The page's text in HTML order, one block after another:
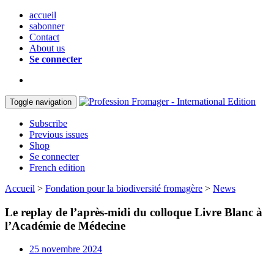
accueil
sabonner
Contact
About us
Se connecter
Toggle navigation
Subscribe
Previous issues
Shop
Se connecter
French edition
Accueil > Fondation pour la biodiversité fromagère > News
Le replay de l’après-midi du colloque Livre Blanc à
l’Académie de Médecine
25 novembre 2024